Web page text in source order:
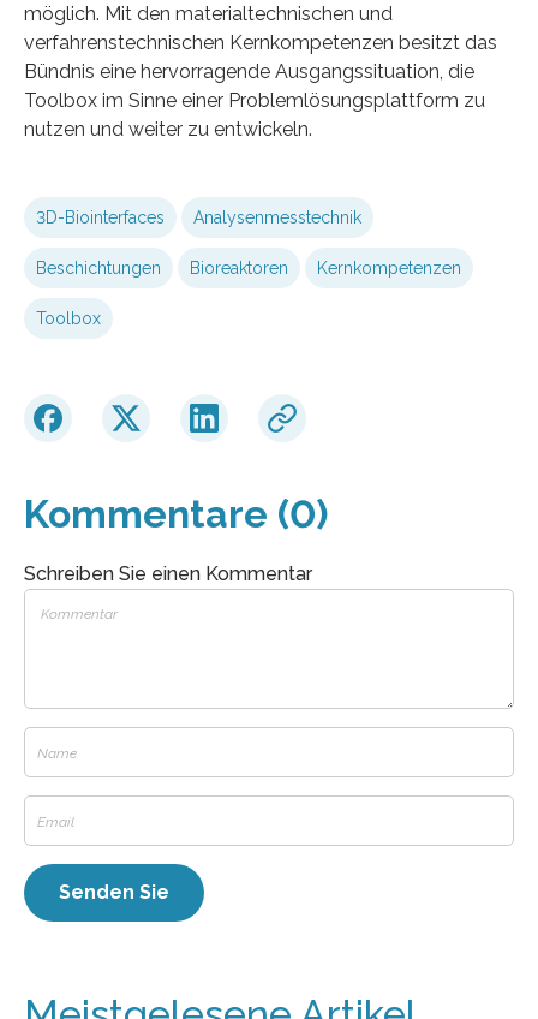
möglich. Mit den materialtechnischen und
verfahrenstechnischen Kernkompetenzen besitzt das
Bündnis eine hervorragende Ausgangssituation, die
Toolbox im Sinne einer Problemlösungsplattform zu
nutzen und weiter zu entwickeln.
3D-Biointerfaces Analysenmesstechnik
Beschichtungen Bioreaktoren Kernkompetenzen
Toolbox
Kommentare (0)
Schreiben Sie einen Kommentar